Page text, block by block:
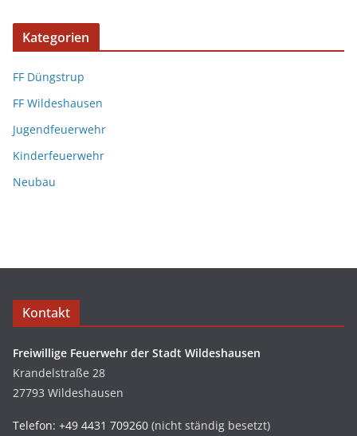
Kategorien
FF Düngstrup
FF Wildeshausen
Jugendfeuerwehr
Kinderfeuerwehr
Neubau
Kontakt
Freiwillige Feuerwehr der Stadt Wildeshausen
Krandelstraße 28
27793 Wildeshausen
Telefon: +49 4431 709260 (nicht ständig besetzt)